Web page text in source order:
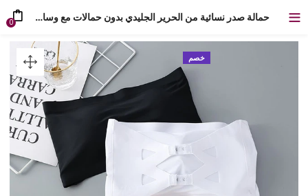
حمالة صدر نسائية من الحرير الجليدي بدون حمالات مع وسادة صدر 0
خصم